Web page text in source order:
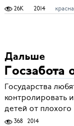
26K 2014
Дальше
Госзабота
Государства
контролировать
детей от плохого
368 2014